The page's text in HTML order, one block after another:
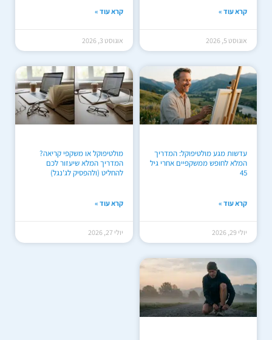
קרא עוד »
אוגוסט 5, 2026
קרא עוד »
אוגוסט 3, 2026
עדשות מגע מולטיפוקל: המדריך
המלא לחופש ממשקפיים אחרי גיל
45
קרא עוד »
יולי 29, 2026
מולטיפוקל או משקפי קריאה?
המדריך המלא שיעזור לכם
להחליט (ולהפסיק לג'נגל)
קרא עוד »
יולי 27, 2026